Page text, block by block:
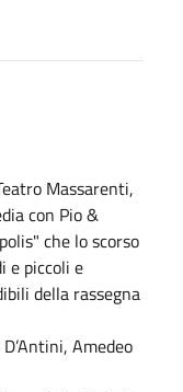
Massarenti,
con Pio &
che lo scorso
e piccoli e
della rassegna
Amedeo